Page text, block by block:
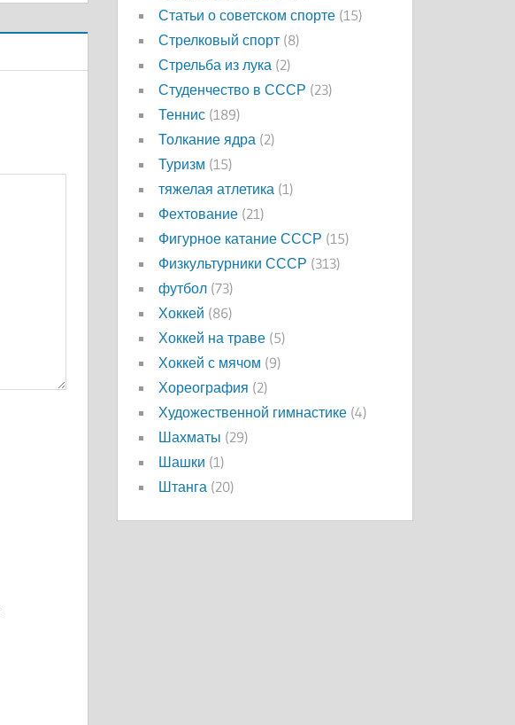
Статьи о советском спорте (15)
Стрелковый спорт (8)
Стрельба из лука (2)
Студенчество в СССР (23)
Теннис (189)
Толкание ядра (2)
Туризм (15)
тяжелая атлетика (1)
Фехтование (21)
Фигурное катание СССР (15)
Физкультурники СССР (313)
футбол (73)
Хоккей (86)
Хоккей на траве (5)
Хоккей с мячом (9)
Хореография (2)
Художественной гимнастике (4)
Шахматы (29)
Шашки (1)
Штанга (20)